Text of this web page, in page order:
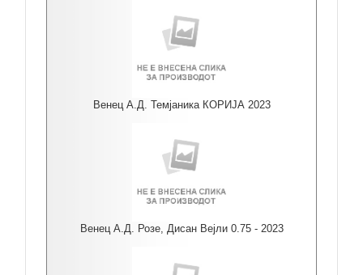
Венец А.Д. Темјаника КОРИЈА 2023
Венец А.Д. Розе, Дисан Вејли 0.75 - 2023